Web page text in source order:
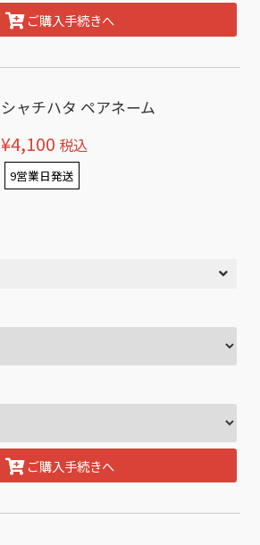
ご購入手続きへ
シャチハタ ペアネーム
¥4,100 税込
9営業日発送
ご購入手続きへ